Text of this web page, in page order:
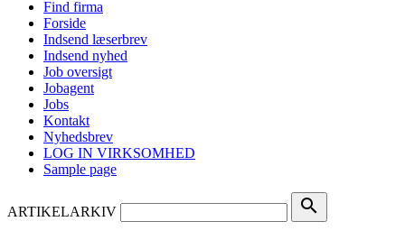
Find firma
Forside
Indsend læserbrev
Indsend nyhed
Job oversigt
Jobagent
Jobs
Kontakt
Nyhedsbrev
LOG IN VIRKSOMHED
Sample page
ARTIKELARKIV search